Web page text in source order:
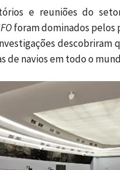
e reuniões do
foram dominados pelos
descobriram
de navios em todo o